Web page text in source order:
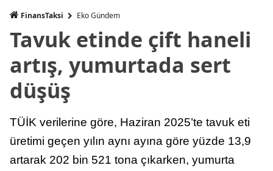
FinansTaksi Eko Gündem
Tavuk etinde çift haneli
artış, yumurtada sert
düşüş
TÜİK verilerine göre, Haziran 2025’te tavuk eti
üretimi geçen yılın aynı ayına göre yüzde 13,9
artarak 202 bin 521 tona çıkarken, yumurta